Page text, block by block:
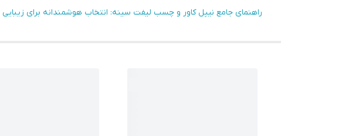
راهنمای جامع نیپل کاور و چسب لیفت سینه: انتخاب هوشمندانه برای زیبایی